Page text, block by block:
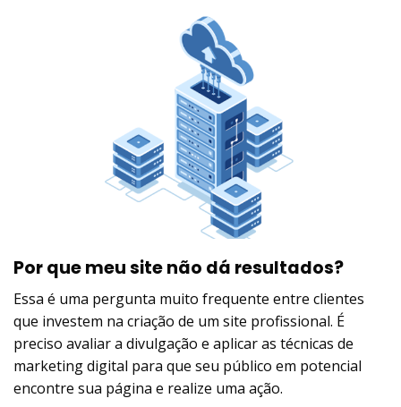
Por que meu site não dá resultados?
Essa é uma pergunta muito frequente entre clientes
que investem na criação de um site profissional. É
preciso avaliar a divulgação e aplicar as técnicas de
marketing digital para que seu público em potencial
encontre sua página e realize uma ação.